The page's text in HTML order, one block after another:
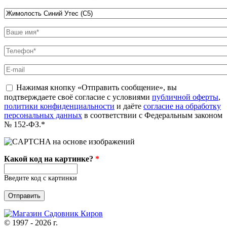
Название товара*
Ваше имя
Телефон
E-mail
politika*
Нажимая кнопку «Отправить сообщение», вы
подтверждаете своё согласие с условиями публичной оферты,
политики конфиденциальности и даёте согласие на обработку
персональных данных в соответствии с Федеральным законом
№ 152-ФЗ.*
Какой код на картинке? *
Введите код с картинки
© 1997 - 2026 г.